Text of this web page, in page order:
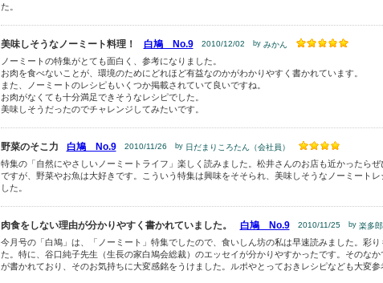
た。
美味しそうなノーミート料理！ 白鳩 No.9 2010/12/02 by みかん
ノーミートの特集がとても面白く、参考になりました。
お肉を食べないことが、環境のためにどれほど有益なのかがわかりやすく書かれています。
また、ノーミートのレシピもいくつか掲載されていて良いですね。
お肉がなくても十分満足できそうなレシピでした。
美味しそうだったのでチャレンジしてみたいです。
野菜のそこ力 白鳩 No.9 2010/11/26 by 日だまりころたん（会社員）
特集の「自然にやさしいノーミートライフ」楽しく読みました。松井さんのお店も近かったら
ですが、野菜やお魚は大好きです。こういう特集は興味をそそられ、美味しそうなノーミート
した。
肉食をしない理由が分かりやすく書かれていました。 白鳩 No.9 2010/11/25 by 楽多郎
今月号の「白鳩」は、「ノーミート」特集でしたので、食いしん坊の私は早速読みました。彩
た。特に、谷口純子先生（生長の家白鳩会総裁）のエッセイが分かりやすかったです。そのな
が書かれており、そのお気持ちに大変感銘をうけました。ルポやとっておきレシピなども大変